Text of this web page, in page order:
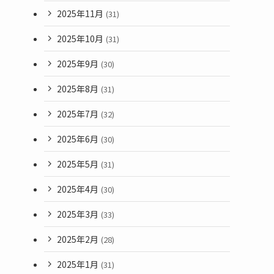
2025年11月 (31)
2025年10月 (31)
2025年9月 (30)
2025年8月 (31)
2025年7月 (32)
2025年6月 (30)
2025年5月 (31)
2025年4月 (30)
2025年3月 (33)
2025年2月 (28)
2025年1月 (31)